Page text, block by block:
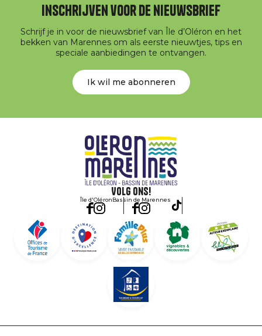
Inschrijven voor de nieuwsbrief
Schrijf je in voor de nieuwsbrief van Île d’Oléron en het
bekken van Marennes om als eerste nieuwtjes, tips en
speciale aanbiedingen te ontvangen.
Ik wil me abonneren
Volg ons!
Île d'OléronBassin de Marennes